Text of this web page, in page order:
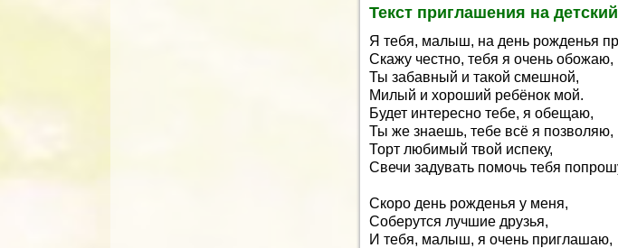
Текст приглашения на
Я тебя, малыш, на день рожденья
Скажу честно, тебя я очень обожаю,
Ты забавный и такой смешной,
Милый и хороший ребёнок мой.
Будет интересно тебе, я обещаю,
Ты же знаешь, тебе всё я позволяю,
Торт любимый твой испеку,
Свечи задувать помочь тебя
Скоро день рожденья у меня,
Соберутся лучшие друзья,
И тебя, малыш, я очень приглашаю,